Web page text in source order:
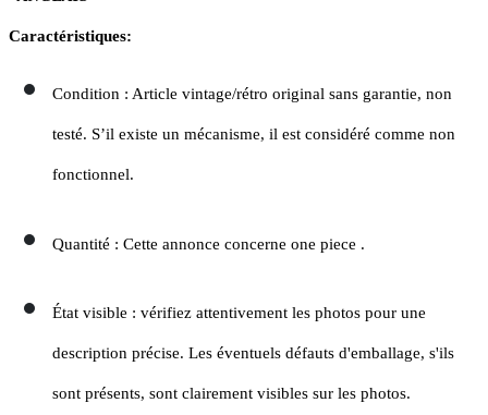
Caractéristiques:
Condition : Article vintage/rétro original sans garantie, non
testé. S’il existe un mécanisme, il est considéré comme non
fonctionnel.
Quantité : Cette annonce concerne one piece .
État visible : vérifiez attentivement les photos pour une
description précise. Les éventuels défauts d'emballage, s'ils
sont présents, sont clairement visibles sur les photos.